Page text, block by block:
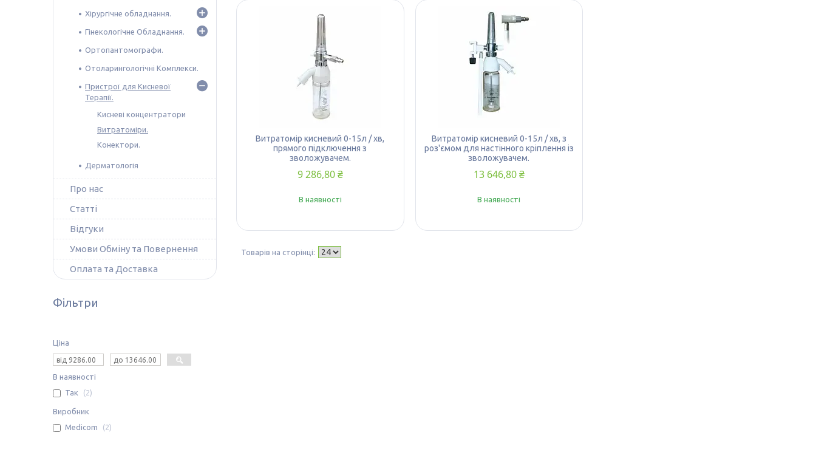
Витратомір кисневий 0-15л / хв,
прямого підключення з
зволожувачем.
9 286,80 ₴
В наявності
Витратомір кисневий 0-15л / хв, з
роз'ємом для настінного кріплення із
зволожувачем.
13 646,80 ₴
В наявності
Хірургічне обладнання.
Гінекологічне Обладнання.
Ортопантомографи.
Отоларингологічні Комплекси.
Пристрої для Кисневої
Терапії.
Кисневі концентратори
Витратоміри.
Конектори.
Дерматологія
Про нас
Статті
Відгуки
Умови Обміну та Повернення
Оплата та Доставка
Фільтри
Ціна
В наявності
Так
2
Виробник
Medicom
2